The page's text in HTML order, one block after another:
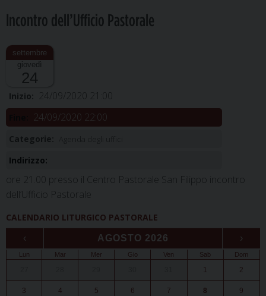
Incontro dell’Ufficio Pastorale
giovedì
24
Inizio: 24/09/2020 21:00
24/09/2020 22:00
Categorie:
Indirizzo:
ore 21.00 presso il Centro Pastorale San Filippo incontro
dell’Ufficio Pastorale
CALENDARIO LITURGICO PASTORALE
‹ AGOSTO 2026 ›
Lun Mar Mer Gio Ven Sab Dom
1 2
3 4 5 6 7 8 9